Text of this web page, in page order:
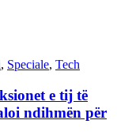
, Speciale, Tech
e tij të
ndihmën për